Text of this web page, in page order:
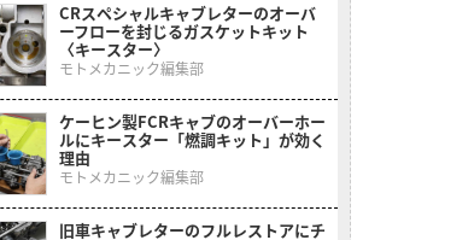
CRスペシャルキャブレターのオーバ
ーフローを封じるガスケットキット
〈キースター〉
モトメカニック編集部
ケーヒン製FCRキャブのオーバーホー
ルにキースター「燃調キット」が効く
理由
モトメカニック編集部
旧車キャブレターのフルレストアにチ